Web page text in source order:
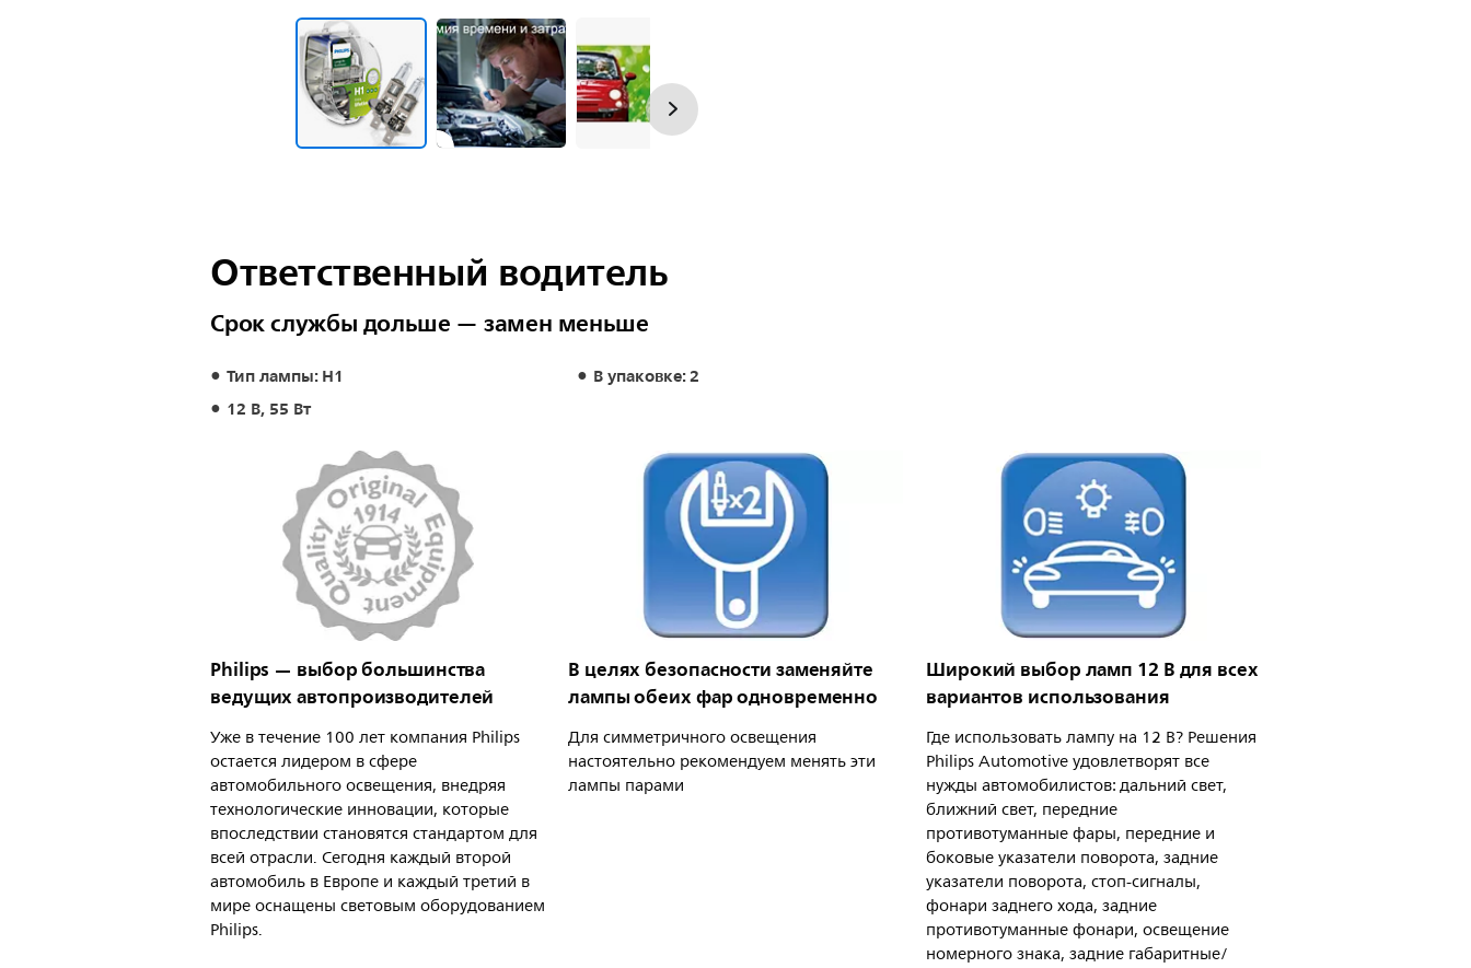
Ответственный водитель
Срок службы дольше — замен меньше
Тип лампы: H1
В упаковке: 2
12 В, 55 Вт
Philips — выбор большинства
ведущих автопроизводителей
Уже в течение 100 лет компания Philips
остается лидером в сфере
автомобильного освещения, внедряя
технологические инновации, которые
впоследствии становятся стандартом для
всей отрасли. Сегодня каждый второй
автомобиль в Европе и каждый третий в
мире оснащены световым оборудованием
Philips.
В целях безопасности заменяйте
лампы обеих фар одновременно
Для симметричного освещения
настоятельно рекомендуем менять эти
лампы парами
Широкий выбор ламп 12 В для всех
вариантов использования
Где использовать лампу на 12 В? Решения
Philips Automotive удовлетворят все
нужды автомобилистов: дальний свет,
ближний свет, передние
противотуманные фары, передние и
боковые указатели поворота, задние
указатели поворота, стоп-сигналы,
фонари заднего хода, задние
противотуманные фонари, освещение
номерного знака, задние габаритные/